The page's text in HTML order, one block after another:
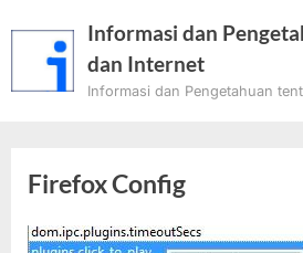
Informasi dan
dan Internet
Informasi dan Pengetahuan
Firefox Config